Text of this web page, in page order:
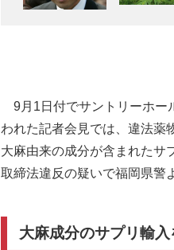
9月1日付でサントリーホー
われた記者会見では、違法薬
大麻由来の成分が含まれたサ
取締法違反の疑いで福岡県警
大麻成分のサプリ輸